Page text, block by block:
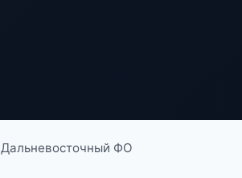
Дальневосточный ФО